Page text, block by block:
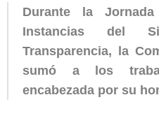
Durante la
Instancias del
Transparencia, la
sumó a los
encabezada por su